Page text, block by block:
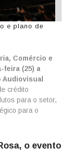
e plano de
Comércio e
feira (25) a
Audiovisual
crédito
para o setor,
para o
o evento